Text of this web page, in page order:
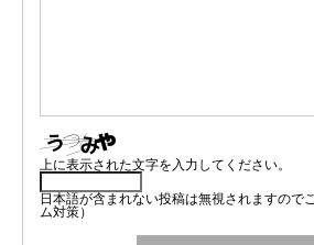
上に表示された文字を入力してください。
日本語が含まれない投稿は無視されますので
ム対策）